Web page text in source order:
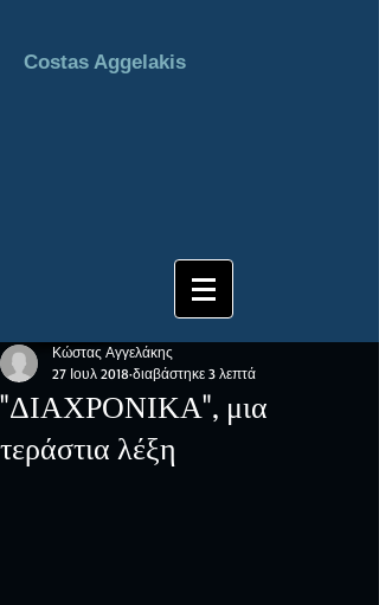
Costas Aggelakis
"ΔΙΑΧΡΟΝΙΚΑ", μια
τεράστια λέξη
Κώστας Αγγελάκης
27 Ιουλ 2018 διαβάστηκε 3 λεπτά